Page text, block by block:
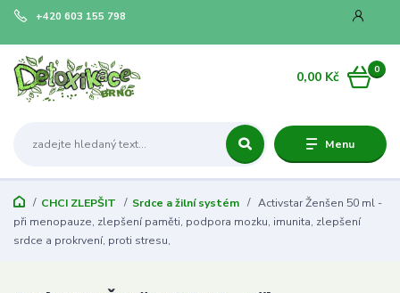
Menu
+420 603 155 798
0
0,00 Kč
CHCI ZLEPŠIT Srdce a žilní systém
Activstar Ženšen 50 ml -
při menopauze, zlepšení paměti, podpora mozku, imunita, zlepšení
srdce a prokrvení, proti stresu,